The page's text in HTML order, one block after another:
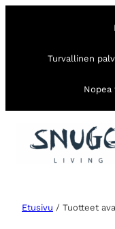
Turvallinen
Etusivu / Tuotteet